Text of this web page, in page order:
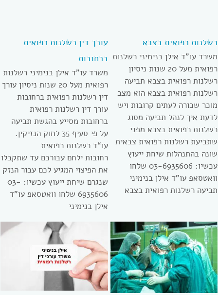
רשלנות רפואית בצבא
משרד עו”ד אילן בנימיני רשלנות
רפואית מעל 20 שנות ניסיון
רשלנות רפואית בצבא תביעה
רשלנות רפואית בצבא הוא מצב
מוכר שכורה לעתים קרובות ויש
לדעת איך לנהל תביעה מסוג
רשלנות רפואית בצבא מפני
שתביעת רשלנות רפואית צבאית
שונה בהתנהלות שיחת ייעוץ
עכשיו: 03-6935606 שלחו
וואטסאפ עו”ד אילן בנימיני
תביעה רשלנות רפואית בצבא
עורך דין רשלנות רפואית
ברחובות
משרד עו”ד אילן בנימיני רשלנות
רפואית מעל 20 שנות ניסיון עורך
דין רשלנות רפואית ברחובות
עורך דין רשלנות רפואית
ברחובות מסייע בהגשת תביעה
על פי סעיף 35 לחוק הנזיקין.
עו“ד רשלנות רפואית
רחובות ילחם עבורכם עד שתקבלו
את הפיצוי המגיע לכם עבור הנזק
שנגרם שיחת ייעוץ עכשיו: 03-
6935606 שלחו וואטסאפ עו”ד
אילן בנימיני